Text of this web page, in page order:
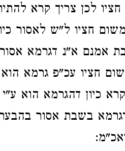
לכן צריך קרא
חציו ל"ש לאסור
אמנם א"נ דגרמא
חציו עכ"פ גרמא הוא
כיון דהגרמא הוא
בשבת אסור